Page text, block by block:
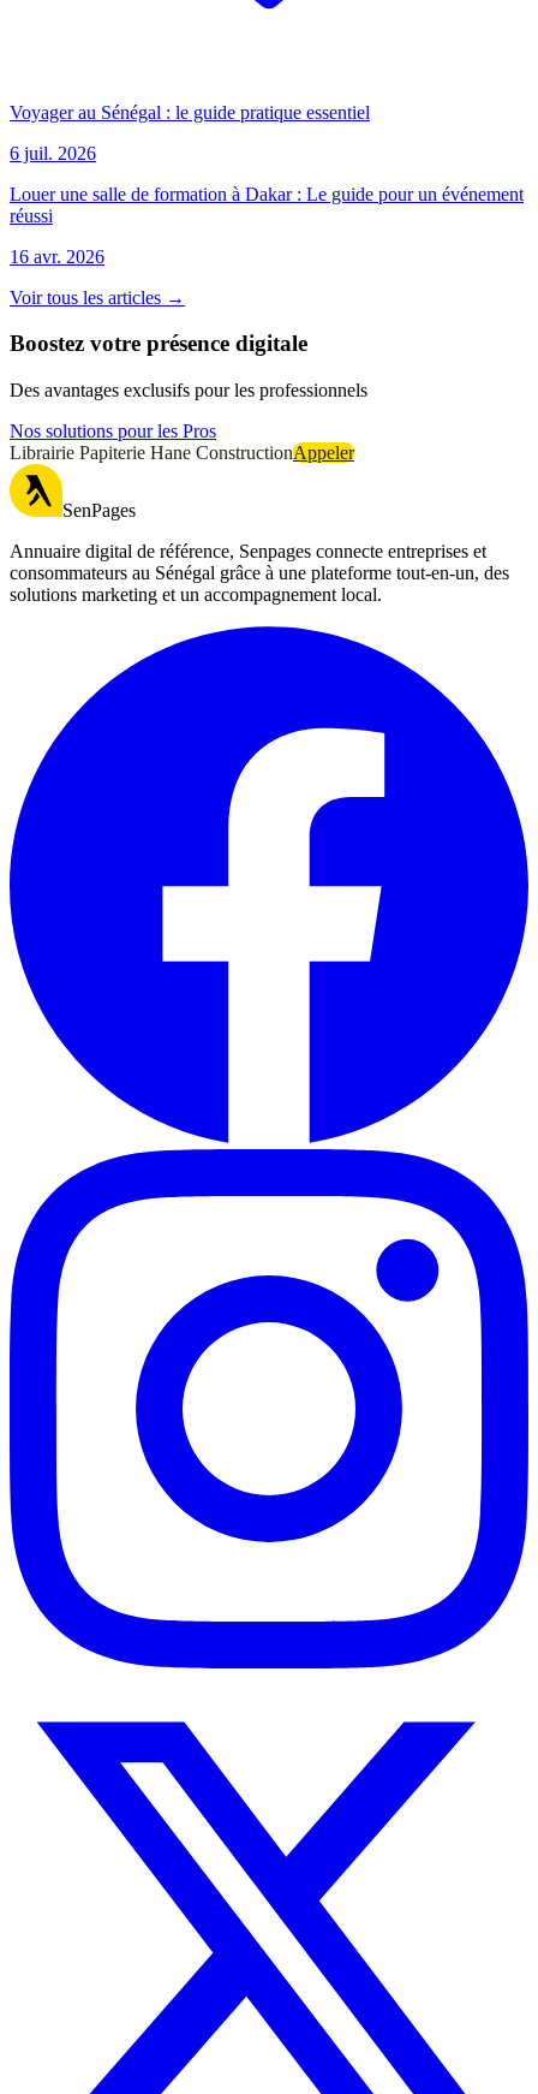
Voyager au Sénégal : le guide pratique essentiel
6 juil. 2026
Louer une salle de formation à Dakar : Le guide pour un événement
réussi
16 avr. 2026
Voir tous les articles →
Boostez votre présence digitale
Des avantages exclusifs pour les professionnels
Nos solutions pour les Pros
Librairie Papiterie Hane ConstructionAppeler
SenPages
Annuaire digital de référence, Senpages connecte entreprises et
consommateurs au Sénégal grâce à une plateforme tout-en-un, des
solutions marketing et un accompagnement local.